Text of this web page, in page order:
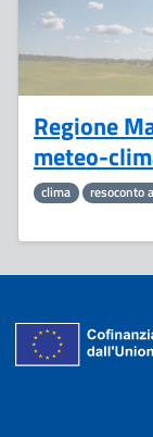
Regione
meteo-
clima resoconto